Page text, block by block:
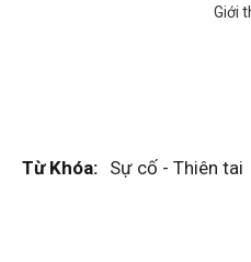
Từ Khóa: Sự cố - Thiên tai